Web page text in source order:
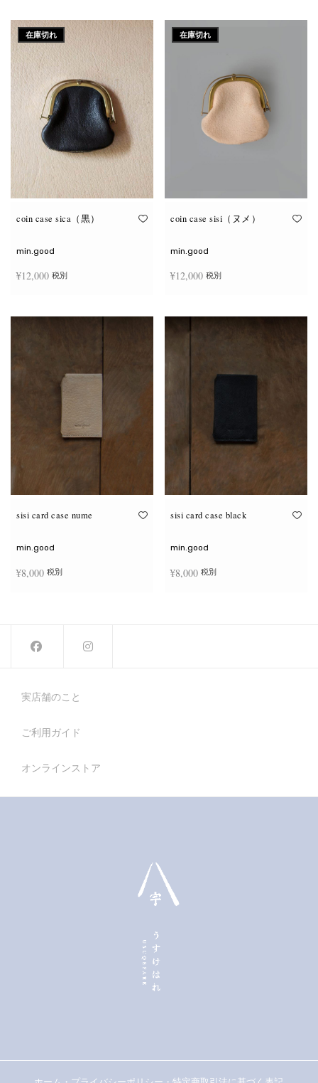
在庫切れ
coin case sica（黒）
min.good
¥12,000 税別
在庫切れ
coin case sisi（ヌメ）
min.good
¥12,000 税別
sisi card case nume
min.good
¥8,000 税別
sisi card case black
min.good
¥8,000 税別
実店舗のこと
ご利用ガイド
オンラインストア